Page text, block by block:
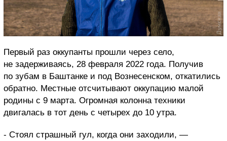
Первый раз оккупанты прошли через село,
не задерживаясь, 28 февраля 2022 года. Получив
по зубам в Баштанке и под Вознесенском, откатились
обратно. Местные отсчитывают оккупацию малой
родины с 9 марта. Огромная колонна техники
двигалась в тот день с четырех до 10 утра.
- Стоял страшный гул, когда они заходили, —